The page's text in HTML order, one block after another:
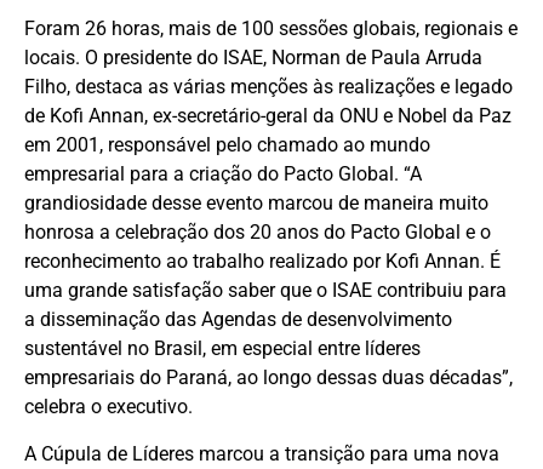
Foram 26 horas, mais de 100 sessões globais, regionais e
locais. O presidente do ISAE, Norman de Paula Arruda
Filho, destaca as várias menções às realizações e legado
de Kofi Annan, ex-secretário-geral da ONU e Nobel da Paz
em 2001, responsável pelo chamado ao mundo
empresarial para a criação do Pacto Global. “A
grandiosidade desse evento marcou de maneira muito
honrosa a celebração dos 20 anos do Pacto Global e o
reconhecimento ao trabalho realizado por Kofi Annan. É
uma grande satisfação saber que o ISAE contribuiu para
a disseminação das Agendas de desenvolvimento
sustentável no Brasil, em especial entre líderes
empresariais do Paraná, ao longo dessas duas décadas”,
celebra o executivo.
A Cúpula de Líderes marcou a transição para uma nova